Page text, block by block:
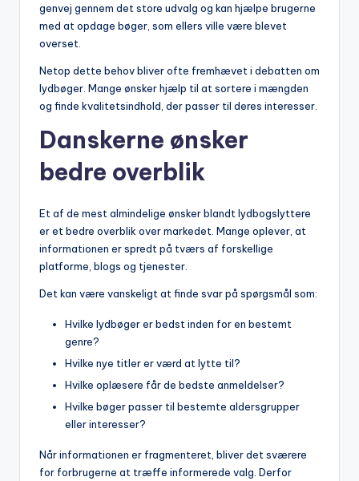
genvej gennem det store udvalg og kan hjælpe brugerne
med at opdage bøger, som ellers ville være blevet
overset.
Netop dette behov bliver ofte fremhævet i debatten om
lydbøger. Mange ønsker hjælp til at sortere i mængden
og finde kvalitetsindhold, der passer til deres interesser.
Danskerne ønsker
bedre overblik
Et af de mest almindelige ønsker blandt lydbogslyttere
er et bedre overblik over markedet. Mange oplever, at
informationen er spredt på tværs af forskellige
platforme, blogs og tjenester.
Det kan være vanskeligt at finde svar på spørgsmål som:
Hvilke lydbøger er bedst inden for en bestemt
genre?
Hvilke nye titler er værd at lytte til?
Hvilke oplæsere får de bedste anmeldelser?
Hvilke bøger passer til bestemte aldersgrupper
eller interesser?
Når informationen er fragmenteret, bliver det sværere
for forbrugerne at træffe informerede valg. Derfor